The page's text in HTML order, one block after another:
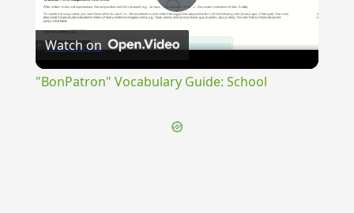
Play
Watch on
"BonPatron" Vocabulary Guide: School